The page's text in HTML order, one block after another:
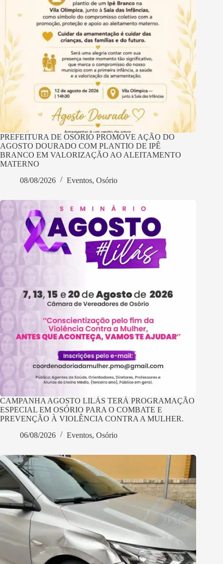
PREFEITURA DE OSÓRIO PROMOVE AÇÃO DO
AGOSTO DOURADO COM PLANTIO DE IPÊ
BRANCO EM VALORIZAÇÃO AO ALEITAMENTO
MATERNO
08/08/2026
Eventos, Osório
CAMPANHA AGOSTO LILÁS TERÁ PROGRAMAÇÃO
ESPECIAL EM OSÓRIO PARA O COMBATE E
PREVENÇÃO À VIOLÊNCIA CONTRA A MULHER.
06/08/2026
Eventos, Osório